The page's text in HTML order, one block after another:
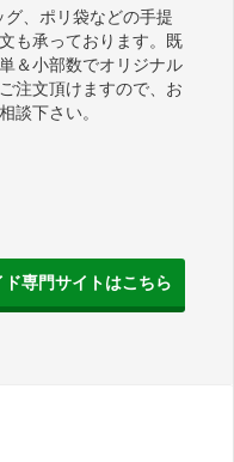
、ポリ袋などの手提
も承っております。既
＆小部数でオリジナル
注文頂けますので、お
談下さい。
専門サイトはこちら